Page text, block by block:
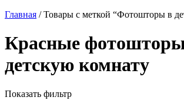
Главная / Товары с меткой “Фотошторы в
Красные
детскую комнату
Показать фильтр